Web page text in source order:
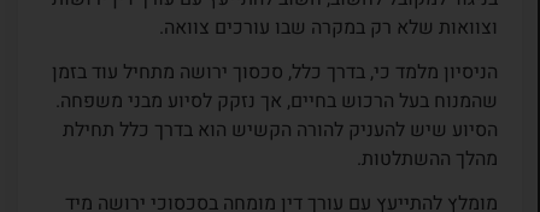
וצוואות שלא רק במקרה שבו עורכים צוואה.
הניסיון מלמד כי, בדרך כלל, סכסוך ירושה מתחיל עוד בזמן
שהמנוח בעל הרכוש בחיים, אך נזקק לסיוע מבני משפחה.
הסיוע שיש להעניק להורה הקשיש הוא בדרך כלל תחילת
מהלך ההשתלטות.
מומלץ להתייעץ עם עורך דין מומחה בסכסוכי ירושה מיד